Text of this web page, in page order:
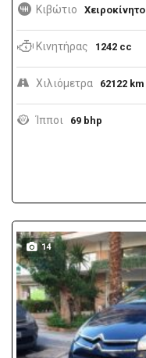
Κιβώτιο Χειροκίνητο
Κινητήρας 1242 cc
Χιλιόμετρα 62122 km
Ίπποι 69 bhp
14